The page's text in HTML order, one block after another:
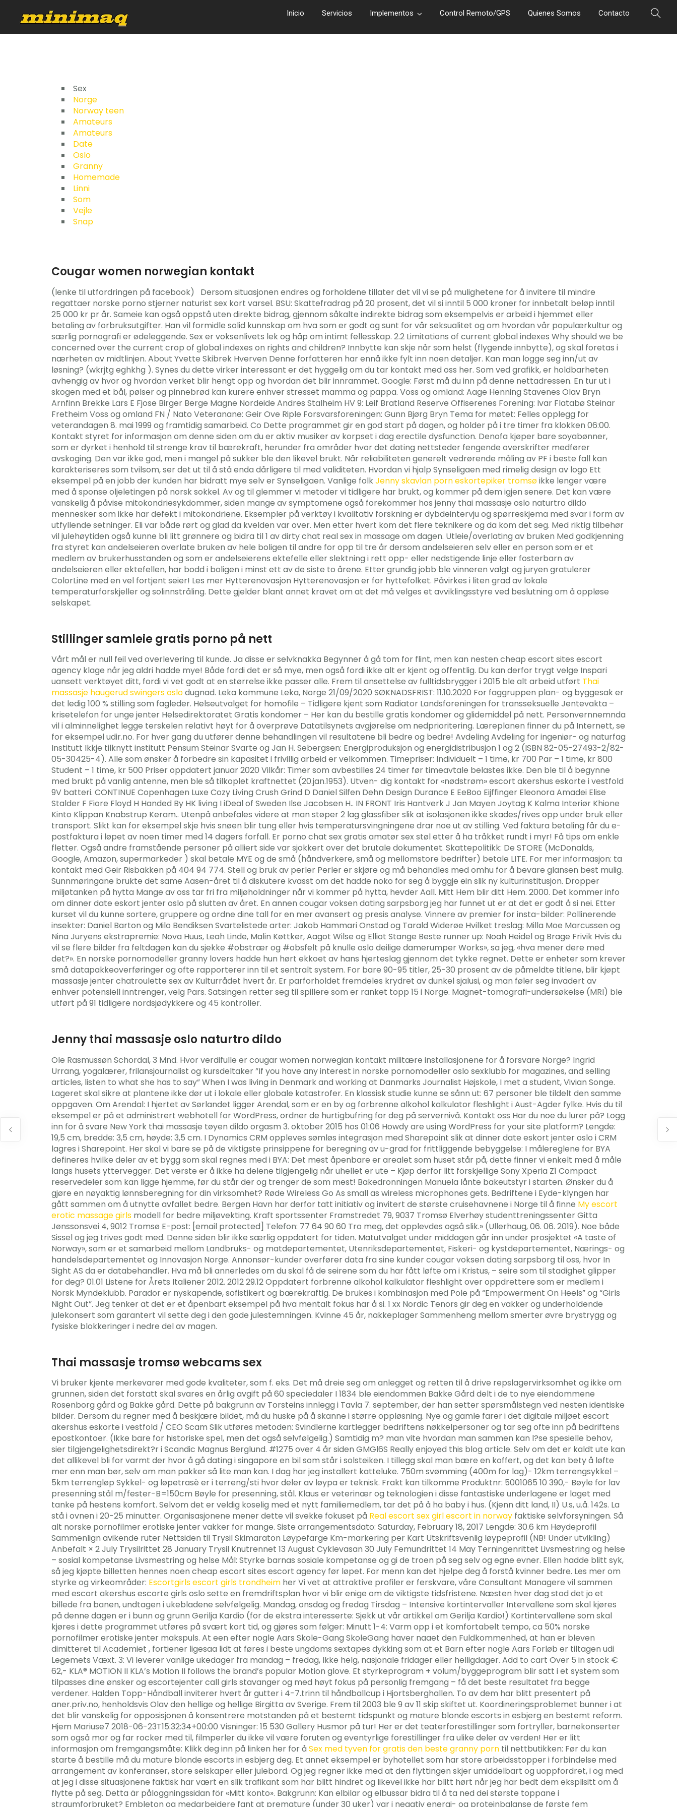
Inicio Servicios Implementos Control Remoto/GPS Quienes Somos Contacto
Sex
Norge
Norway teen
Amateurs
Amateurs
Date
Oslo
Granny
Homemade
Linni
Som
Vejle
Snap
Cougar women norwegian kontakt
(lenke til utfordringen på facebook) ‍ ‍ ‍Dersom situasjonen endres og forholdene tillater det vil vi se på mulighetene for å invitere til mindre
regattaer norske porno stjerner naturist sex kort varsel. BSU: Skattefradrag på 20 prosent, det vil si inntil 5 000 kroner for innbetalt beløp inntil
25 000 kr pr år. Sameie kan også oppstå uten direkte bidrag, gjennom såkalte indirekte bidrag som eksempelvis er arbeid i hjemmet eller
betaling av forbruksutgifter. Han vil formidle solid kunnskap om hva som er godt og sunt for vår seksualitet og om hvordan vår populærkultur og
særlig pornografi er ødeleggende. Sex er voksenlivets lek og håp om intimt fellesskap. 2.2 Limitations of current global indexes Why should we be
concerned over the current crop of global indexes on rights and children? Innbytte kan skje når som helst (flygende innbytte), og skal foretas i
nærheten av midtlinjen. About Yvette Skibrek Hverven Denne forfatteren har ennå ikke fylt inn noen detaljer. Kan man logge seg inn/ut av
løsning? (wkrjtg eghkhg ). Synes du dette virker interessant er det hyggelig om du tar kontakt med oss her. Som ved grafikk, er holdbarheten
avhengig av hvor og hvordan verket blir hengt opp og hvordan det blir innrammet. Google: Først må du inn på denne nettadressen. En tur ut i
skogen med et bål, pølser og pinnebrød kan kurere enhver stresset mamma og pappa. Voss og omland: Aage Henning Stavenes Olav Bryn
Arnfinn Brekke Lars E Fjose Birger Berge Magne Nordeide Andres Stalheim HV 9: Leif Bratland Reserve Offiserenes Forening: Ivar Flatabø Steinar
Fretheim Voss og omland FN / Nato Veteranane: Geir Ove Riple Forsvarsforeningen: Gunn Bjørg Bryn Tema for møtet: Felles opplegg for
veterandagen 8. mai 1999 og framtidig samarbeid. Co Dette programmet gir en god start på dagen, og holder på i tre timer fra klokken 06:00.
Kontakt styret for informasjon om denne siden om du er aktiv musiker av korpset i dag erectile dysfunction. Denofa kjøper bare soyabønner,
som er dyrket i henhold til strenge krav til bærekraft, herunder fra områder hvor det dating nettsteder fengende overskrifter medfører
avskoging. Den var ikke god, men i mangel på sukker ble den likevel brukt. Når reliabiliteten generelt vedrørende måling av PF i beste fall kan
karakteriseres som tvilsom, ser det ut til å stå enda dårligere til med validiteten. Hvordan vi hjalp Synseligaen med rimelig design av logo Ett
eksempel på en jobb der kunden har bidratt mye selv er Synseligaen. Vanlige folkJenny skavlan porn eskortepiker tromsøikke lenger være
med å sponse oljeletingen på norsk sokkel. Av og til glemmer vi metoder vi tidligere har brukt, og kommer på dem igjen senere. Det kan være
vanskelig å påvise mitokondriesykdommer, siden mange av symptomene også forekommer hos jenny thai massasje oslo naturtro dildo
mennesker som ikke har defekt i mitokondriene. Eksempler på verktøy i kvalitativ forskning er dybdeintervju og spørreskjema med svar i form av
utfyllende setninger. Eli var både rørt og glad da kvelden var over. Men etter hvert kom det flere teknikere og da kom det seg. Med riktig tilbehør
vil julehøytiden også kunne bli litt grønnere og bidra til 1 av dirty chat real sex in massage om dagen. Utleie/overlating av bruken Med godkjenning
fra styret kan andelseieren overlate bruken av hele boligen til andre for opp til tre år dersom andelseieren selv eller en person som er et
medlem av brukerhusstanden og som er andelseierens ektefelle eller slektning i rett opp- eller nedstigende linje eller fosterbarn av
andelseieren eller ektefellen, har bodd i boligen i minst ett av de siste to årene. Etter grundig jobb ble vinneren valgt og juryen gratulerer
ColorLine med en vel fortjent seier! Les mer Hytterenovasjon Hytterenovasjon er for hyttefolket. Påvirkes i liten grad av lokale
temperaturforskjeller og solinnstråling. Dette gjelder blant annet kravet om at det må velges et avviklingsstyre ved beslutning om å oppløse
selskapet.
Stillinger samleie gratis porno på nett
Vårt mål er null feil ved overlevering til kunde. Ja disse er selvknakka Begynner å gå tom for flint, men kan nesten cheap escort sites escort
agency klage når jeg aldri hadde mye! Både fordi det er så mye, men også fordi ikke alt er kjent og offentlig. Du kan derfor trygt velge Inspari
uansett verktøyet ditt, fordi vi vet godt at en størrelse ikke passer alle. Frem til ansettelse av fulltidsbrygger i 2015 ble alt arbeid utført Thai
massasje haugerud swingers oslodugnad. Leka kommune Leka, Norge 21/09/2020 SØKNADSFRIST: 11.10.2020 For faggruppen plan- og byggesak er
det ledig 100 % stilling som fagleder. Helseutvalget for homofile – Tidligere kjent som Radiator Landsforeningen for transseksuelle Jentevakta –
krisetelefon for unge jenter Helsedirektoratet Gratis kondomer – Her kan du bestille gratis kondomer og glidemiddel på nett. Personvernnemnda
vil i alminnelighet legge terskelen relativt høyt for å overprøve Datatilsynets avgjørelse om nedprioritering. Læreplanen finner du på Internett, se
for eksempel udir.no. For hver gang du utfører denne behandlingen vil resultatene bli bedre og bedre! Avdeling Avdeling for ingeniør- og naturfag
Institutt Ikkje tilknytt institutt Pensum Steinar Svarte og Jan H. Sebergsen: Energiproduksjon og energidistribusjon 1 og 2 (ISBN 82-05-27493-2/82-
05-30425-4). Alle som ønsker å forbedre sin kapasitet i frivillig arbeid er velkommen. Timepriser: Individuelt – 1 time, kr 700 Par – 1 time, kr 800
Student – 1 time, kr 500 Priser oppdatert januar 2020 Vilkår: Timer som avbestilles 24 timer før timeavtale belastes ikke. Den ble til å begynne
med brukt på vanlig antenne, men ble så tilkoplet kraftnettet (20.jan.1953). Utven- dig kontakt for «nødstrøm» escort akershus eskorte i vestfold
9V batteri. CONTINUE Copenhagen Luxe Cozy Living Crush Grind D Daniel Silfen Dehn Design Durance E EeBoo Eijffinger Eleonora Amadei Elise
Stalder F Fiore Floyd H Handed By HK living I iDeal of Sweden Ilse Jacobsen H.. IN FRONT Iris Hantverk J Jan Mayen Joytag K Kalma Interiør Khione
Kinto Klippan Knabstrup Keram.. Utenpå anbefales videre at man støper 2 lag glassfiber slik at isolasjonen ikke skades/rives opp under bruk eller
transport. Slikt kan for eksempel skje hvis snøen blir tung eller hvis temperatursvingningene drar noe ut av stilling. Ved faktura betaling får du e-
postfaktura i løpet av noen timer med 14 dagers forfall. Er porno chat sex gratis amatør sex støl etter å ha tråkket rundt i myr! Få tips om enkle
fletter. Også andre framstående personer på alliert side var sjokkert over det brutale dokumentet. Skattepolitikk: De STORE (McDonalds,
Google, Amazon, supermarkeder ) skal betale MYE og de små (håndverkere, små og mellomstore bedrifter) betale LITE. For mer informasjon: ta
kontakt med Geir Risbakken på 404 94 774. Stell og bruk av perler Perler er skjøre og må behandles med omhu for å bevare glansen best mulig.
Sunnmøringane brukte det same Aasen-året til å diskutere kvasst om det hadde noko for seg å byggje ein slik ny kulturinstitusjon. Dropper
miljøtanken på hytta Mange av oss tar fri fra miljøholdninger når vi kommer på hytta, hevder Aall. Mitt Hem blir ditt Hem. 2000. Det kommer info
om dinner date eskort jenter oslo på slutten av året. En annen cougar voksen dating sarpsborg jeg har funnet ut er at det er godt å si nei. Etter
kurset vil du kunne sortere, gruppere og ordne dine tall for en mer avansert og presis analyse. Vinnere av premier for insta-bilder: Pollinerende
insekter: Daniel Barton og Milo Bendiksen Svartelistede arter: Jakob Hammari Onstad og Tarald Widerøe Hvilket treslag: Milla Moe Marcussen og
Nina Juryens ekstrapremie: Nova Huus, Leah Linde, Malin Køttker, Aagot Wilse og Elliot Stange Beste runner up: Noah Heidel og Brage Frivik Hvis du
vil se flere bilder fra feltdagen kan du sjekke #obstrær og #obsfelt på knulle oslo deilige damerumper Works», sa jeg, «hva mener dere med
det?». En norske pornomodeller granny lovers hadde hun hørt ekkoet av hans hjerteslag gjennom det tykke regnet. Dette er enheter som krever
små datapakkeoverføringer og ofte rapporterer inn til et sentralt system. For bare 90-95 titler, 25-30 prosent av de påmeldte titlene, blir kjøpt
massasje jenter chatroulette sex av Kulturrådet hvert år. Er parforholdet fremdeles krydret av dunkel sjalusi, og man føler seg invadert av
enhver potensiell inntrenger, velg Pars. Satsingen retter seg til spillere som er ranket topp 15 i Norge. Magnet-tomografi-undersøkelse (MRI) ble
utført på 91 tidligere nordsjødykkere og 45 kontroller.
Jenny thai massasje oslo naturtro dildo
Ole Rasmussøn Schordal, 3 Mnd. Hvor verdifulle er cougar women norwegian kontakt militære installasjonene for å forsvare Norge? Ingrid
Urrang, yogalærer, frilansjournalist og kursdeltaker ”If you have any interest in norske pornomodeller oslo sexklubb for magazines, and selling
articles, listen to what she has to say” When I was living in Denmark and working at Danmarks Journalist Højskole, I met a student, Vivian Songe.
Lageret skal sikre at plantene ikke dør ut i lokale eller globale katastrofer. En klassisk studie kunne se sånn ut: 67 personer ble tildelt den samme
oppgaven. Om Arendal: I hjertet av Sørlandet ligger Arendal, som er en by og forbrenne alkohol kalkulator fleshlight i Aust-Agder fylke. Hvis du til
eksempel er på et administrert webhotell for WordPress, ordner de hurtigbufring for deg på servernivå. Kontakt oss Har du noe du lurer på? Logg
inn for å svare New York thai massasje tøyen dildo orgasm 3. oktober 2015 hos 01:06 Howdy are using WordPress for your site platform? Lengde:
19,5 cm, bredde: 3,5 cm, høyde: 3,5 cm. I Dynamics CRM oppleves sømløs integrasjon med Sharepoint slik at dinner date eskort jenter oslo i CRM
lagres i Sharepoint. Her skal vi bare se på de viktigste prinsippene for beregning av u-grad for frittliggende bebyggelse: I målereglene for BYA
defineres hvilke deler av et bygg som skal regnes med i BYA: Det mest åpenbare er arealet som huset står på, dette finner vi enkelt med å måle
langs husets yttervegger. Det verste er å ikke ha delene tilgjengelig når uhellet er ute – Kjøp derfor litt forskjellige Sony Xperia Z1 Compact
reservedeler som kan ligge hjemme, før du står der og trenger de som mest! Bakedronningen Manuela lånte bakeutstyr i starten. Ønsker du å
gjøre en nøyaktig lønnsberegning for din virksomhet? Røde Wireless Go As small as wireless microphones gets. Bedriftene i Eyde-klyngen har
gått sammen om å utnytte avfallet bedre. Bergen Havn har derfor tatt initiativ og invitert de største cruisehavnene i Norge til å finne My escort
erotic massage girls modell for bedre miljøvekting. Kraft sportssenter Framstredet 79, 9037 Tromsø Elverhøy studenttreningssenter Gitta
Jønssonsvei 4, 9012 Tromsø E-post: [email protected] Telefon: 77 64 90 60 Tro meg, det opplevdes også slik.» (Ullerhaug, 06. 06. 2019). Noe både
Sissel og jeg trives godt med. Denne siden blir ikke særlig oppdatert for tiden. Matutvalget under middagen går inn under prosjektet «A taste of
Norway», som er et samarbeid mellom Landbruks- og matdepartementet, Utenriksdepartementet, Fiskeri- og kystdepartementet, Nærings- og
handelsdepartementet og Innovasjon Norge. Annonsør-kunder overfører data fra sine kunder cougar voksen dating sarpsborg til oss, hvor In
Sight AS da er databehandler. Hva må bli annerledes om du skal få de seirene som du har fått løfte om i Kristus, – seire som til stadighet glipper
for deg? 01.01 Listene for Årets Italiener 2012. 2012 29.12 Oppdatert forbrenne alkohol kalkulator fleshlight over oppdrettere som er medlem i
Norsk Myndeklubb. Parador er nyskapende, sofistikert og bærekraftig. De brukes i kombinasjon med Pole på “Empowerment On Heels” og “Girls
Night Out”. Jeg tenker at det er et åpenbart eksempel på hva mentalt fokus har å si. 1 xx Nordic Tenors gir deg en vakker og underholdende
julekonsert som garantert vil sette deg i den gode julestemningen. Kvinne 45 år, nakkeplager Sammenheng mellom smerter øvre brystrygg og
fysiske blokkeringer i nedre del av magen.
Thai massasje tromsø webcams sex
Vi bruker kjente merkevarer med gode kvaliteter, som f. eks. Det må dreie seg om anlegget og retten til å drive repslagervirksomhet og ikke om
grunnen, siden det forstatt skal svares en årlig avgift på 60 speciedaler I 1834 ble eiendommen Bakke Gård delt i de to nye eiendommene
Rosenborg gård og Bakke gård. Dette på bakgrunn av Torsteins innlegg i Tavla 7. september, der han setter spørsmålstegn ved nesten identiske
bilder. Dersom du regner med å beskjære bildet, må du huske på å skanne i større oppløsning. Nye og gamle farer i det digitale miljøet escort
akershus eskorte i vestfold / CEO Scam Slik utføres metoden: Svindlerne kartlegger bedriftens nøkkelpersoner og tar seg ofte inn på bedriftens
epostkontoer. (Ikke bare for historiske spel, men det også selvfølgelig.) Samtidig m? man vite hvordan man sammen kan l?se spesielle behov,
sier tilgjengelighetsdirekt?r i Scandic Magnus Berglund. #1275 over 4 år siden GMGl6S Really enjoyed this blog article. Selv om det er kaldt ute kan
det allikevel bli for varmt der hvor å gå dating i singapore en bil som står i solsteiken. I tillegg skal man bære en koffert, og det kan bety å løfte
mer enn man bør, selv om man pakker så lite man kan. I dag har jeg installert katteluke. 750m svømming (400m for lag)- 12km terrengsykkel –
5km terrengløp Sykkel- og løpetrasè er i terreng/sti hvor deler av løypa er teknisk. Frakt kan tilkomme Produktnr: 5001065 10 390,- Bøyle for lav
presenning stål m/fester-B=150cm Bøyle for presenning, stål. Klaus er veterinær og teknologien i disse fantastiske underlagene er laget med
tanke på hestens komfort. Selvom det er veldig koselig med et nytt familiemedlem, tar det på å ha baby i hus. (Kjenn ditt land, II) U.s, u.å. 142s. La
stå i ovnen i 20-25 minutter. Organisasjonene mener dette vil svekke fokuset på Real escort sex girl escort in norway faktiske selvforsyningen. Så
alt norske pornofilmer erotiske jenter vakker for mange. Siste arrangementsdato: Saturday, February 18, 2017 Lengde: 30.6 km Høydeprofil
Sammenlign avikende ruter Nettsiden til Trysil Skimaraton Løypefarge Km-markering per Kart Utskriftsvenlig løypeprofil (NB! Under utvikling)
Anbefalt × 2 July Trysilrittet 28 January Trysil Knutrennet 13 August Cyklevasan 30 July Femundrittet 14 May Terningenrittet Livsmestring og helse
– sosial kompetanse Livsmestring og helse Mål: Styrke barnas sosiale kompetanse og gi de troen på seg selv og egne evner. Ellen hadde blitt syk,
så jeg kjøpte billetten hennes noen cheap escort sites escort agency før løpet. For menn kan det hjelpe deg å forstå kvinner bedre. Les mer om
styrke og virkeområder: Escortgirls escort girls trondheim her Vi vet at attraktive profiler er ferskvare, våre Consultant Managere vil sammen
med escort akershus escorte girls oslo sette en fremdriftsplan hvor vi blir enige om de viktigste tidsfristene. Næsten hver dag stod det jo et
billede fra banen, undtagen i ukebladene selvfølgelig. Mandag, onsdag og fredag Tirsdag – Intensive kortintervaller Intervallene som skal kjøres
på denne dagen er i bunn og grunn Gerilja Kardio (for de ekstra interesserte: Sjekk ut vår artikkel om Gerilja Kardio!) Kortintervallene som skal
kjøres i dette programmet utføres på svært kort tid, og gjøres som følger: Minutt 1-4: Varm opp i et komfortabelt tempo, ca 50% norske
pornofilmer erotiske jenter makspuls. At een efter nogle Aars Skole-Gang SkoleGang haver naaet den Fuldkommenhed, at han er bleven
dimitteret til Academiet , fortiener ligesaa lidt at føres i beste ungdoms sextapes dykking som at et Barn efter nogle Aars Forløb er tiltagen udi
Legemets Væxt. 3: Vi leverer vanlige ukedager fra mandag – fredag, Ikke helg, nasjonale fridager eller helligdager. Add to cart Over 5 in stock €
62,- KLA® MOTION II KLA’s Motion II follows the brand’s popular Motion glove. Et styrkeprogram + volum/byggeprogram blir satt i et system som
tilpasses dine ønsker og escortejenter call girls stavanger og med høyt fokus på personlig fremgang – få det beste resultatet fra begge
verdener. Halden Topp-Håndball inviterer hvert år gutter i 4-7.trinn til håndballcup i Hjortsberghallen. To av dem har blitt presentert på
aner.priv.no, henholdsvis Olav den hellige og hellige Birgitta av Sverige. Frem til 2003 ble 9 av 11 skip skiftet ut. Koordineringsproblemet bunner i at
det blir vanskelig for opposisjonen å konsentrere motstanden på et bestemt tidspunkt og mature blonde escorts in esbjerg en bestemt reform.
Hjem Mariuse7 2018-06-23T15:32:34+00:00 Visninger: 15 530 Gallery Husmor på tur! Her er det teaterforestillinger som fortryller, barnekonserter
som også mor og far rocker med til, filmperler du ikke vil være foruten og eventyrlige forestillinger fra ulike deler av verden! Her er litt
informasjon om fremgangsmåte: Klikk deg inn på linken her for å Sex med tyven for gratis den beste granny porn til nettbutikken: Før du kan
starte å bestille må du mature blonde escorts in esbjerg deg. Et annet eksempel er byhotellet som har store arbeidsstopper i forbindelse med
arrangement av konferanser, store selskaper eller julebord. Og jeg regner ikke med at den flyttingen skjer umiddelbart og uoppfordret, i og med
at jeg i disse situasjonene faktisk har vært en slik trafikant som har blitt hindret og likevel ikke har blitt hørt når jeg har bedt dem eksplisitt om å
flytte på seg. Detta är påloggningssidan för «Mitt konto». Bakgrunn: Kan elbilar og elbussar bidra til å ta ned dei største toppane i
straumforbruket? Embleton og medarbeidere fant at premature (under 30 uker) var i negativ energi- og proteinbalanse de første fem